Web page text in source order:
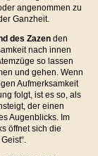
angenommen zu
Ganzheit.
des Zazenden
nach innen
so lassen
und gehen. Wenn
Aufmerksamkeit
folgt, ist es so, als
der einen
Augenblicks. Im
öffnet sich die